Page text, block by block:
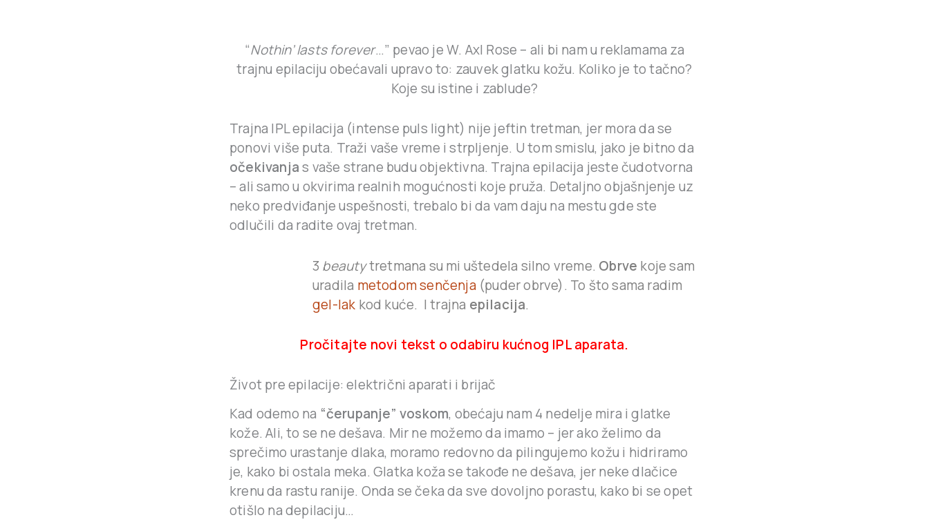
“Nothin’ lasts forever…” pevao je W. Axl Rose – ali bi nam u reklamama za
trajnu epilaciju obećavali upravo to: zauvek glatku kožu. Koliko je to tačno?
Koje su istine i zablude?
Trajna IPL epilacija (intense puls light) nije jeftin tretman, jer mora da se
ponovi više puta. Traži vaše vreme i strpljenje. U tom smislu, jako je bitno da
očekivanjas vaše strane budu objektivna. Trajna epilacija jeste čudotvorna
– ali samo u okvirima realnih mogućnosti koje pruža. Detaljno objašnjenje uz
neko predviđanje uspešnosti, trebalo bi da vam daju na mestu gde ste
odlučili da radite ovaj tretman.
3 beautytretmana su mi uštedela silno vreme. Obrve koje sam
uradila metodom senčenja(puder obrve). To što sama radim
gel-lak kod kuće. I trajna epilacija.
Pročitajte novi tekst o odabiru kućnog IPL aparata.
Život pre epilacije: električni aparati i brijač
Kad odemo na “čerupanje” voskom, obećaju nam 4 nedelje mira i glatke
kože. Ali, to se ne dešava. Mir ne možemo da imamo – jer ako želimo da
sprečimo urastanje dlaka, moramo redovno da pilingujemo kožu i hidriramo
je, kako bi ostala meka. Glatka koža se takođe ne dešava, jer neke dlačice
krenu da rastu ranije. Onda se čeka da sve dovoljno porastu, kako bi se opet
otišlo na depilaciju…